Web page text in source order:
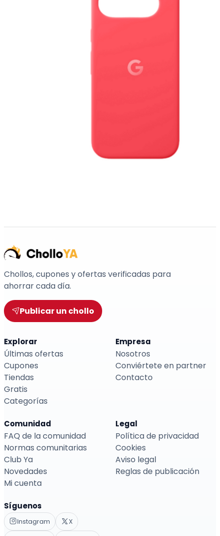
Chollos, cupones y ofertas verificadas para
ahorrar cada día.
Publicar un chollo
Explorar
Últimas ofertas
Cupones
Tiendas
Gratis
Categorías
Empresa
Nosotros
Conviértete en partner
Contacto
Comunidad
FAQ de la comunidad
Normas comunitarias
Club Ya
Novedades
Mi cuenta
Legal
Política de privacidad
Cookies
Aviso legal
Reglas de publicación
Síguenos
Instagram
X